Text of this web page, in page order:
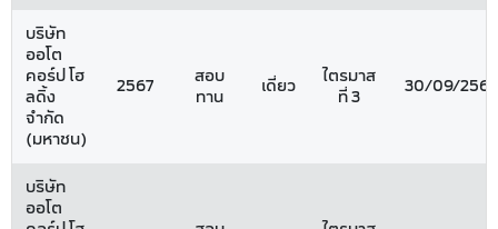
บริษัท
ออโต
คอร์ป โฮ
ลดิ้ง
จำกัด
(มหาชน)
2567
สอบ
ทาน
เดี่ยว
ไตรมาส
ที่ 3
30/09/2567
บริษัท
ออโต